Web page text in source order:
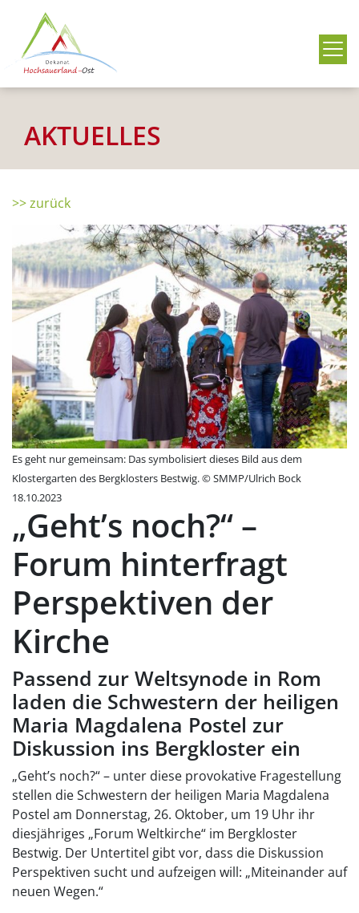
AKTUELLES
>> zurück
Es geht nur gemeinsam: Das symbolisiert dieses Bild aus dem
Klostergarten des Bergklosters Bestwig. © SMMP/Ulrich Bock
18.10.2023
„Geht’s noch?“ –
Forum hinterfragt
Perspektiven der
Kirche
Passend zur Weltsynode in Rom
laden die Schwestern der heiligen
Maria Magdalena Postel zur
Diskussion ins Bergkloster ein
„Geht’s noch?“ – unter diese provokative Fragestellung
stellen die Schwestern der heiligen Maria Magdalena
Postel am Donnerstag, 26. Oktober, um 19 Uhr ihr
diesjähriges „Forum Weltkirche“ im Bergkloster
Bestwig. Der Untertitel gibt vor, dass die Diskussion
Perspektiven sucht und aufzeigen will: „Miteinander auf
neuen Wegen.“